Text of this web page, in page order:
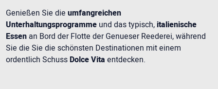
Genießen Sie die umfangreichen
Unterhaltungsprogramme und das typisch, italienische
Essen an Bord der Flotte der Genueser Reederei, während
Sie die Sie die schönsten Destinationen mit einem
ordentlich Schuss Dolce Vita entdecken.